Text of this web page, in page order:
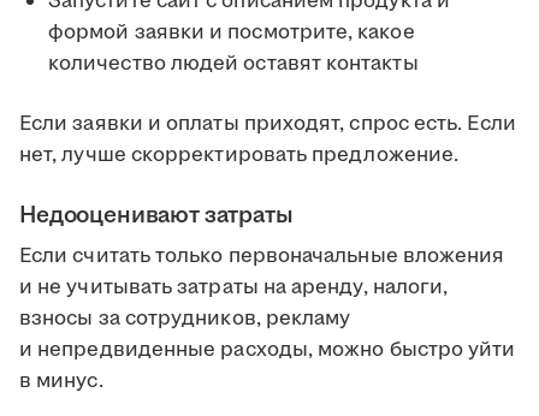
формой заявки и посмотрите, какое
количество людей оставят контакты
Если заявки и оплаты приходят, спрос есть. Если
нет, лучше скорректировать предложение.
Недооценивают затраты
Если считать только первоначальные вложения
и не учитывать затраты на аренду, налоги,
взносы за сотрудников, рекламу
и непредвиденные расходы, можно быстро уйти
в минус.